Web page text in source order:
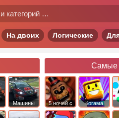
На двоих Логические
Машины
Самые
5 ночей с
фредди
Когама